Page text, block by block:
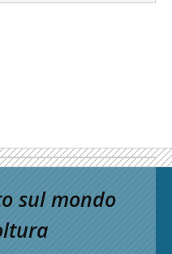
sul mondo